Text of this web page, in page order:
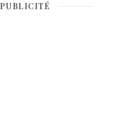
PUBLICITÉ